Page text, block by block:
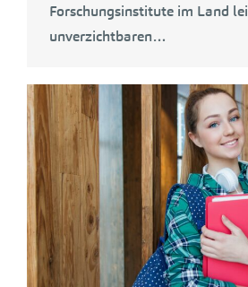
Forschungsinstitute im Land
unverzichtbaren…